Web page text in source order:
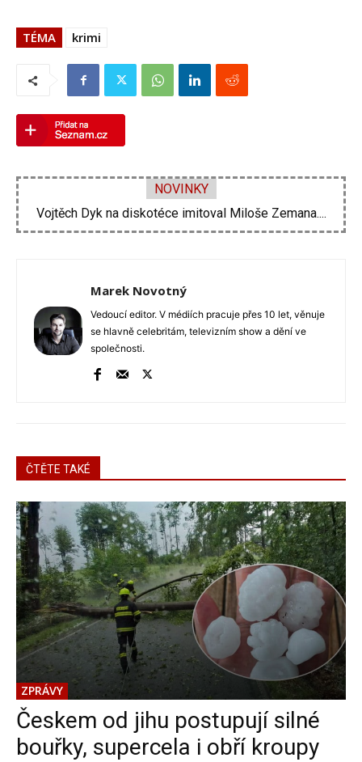
TÉMA krimi
NOVINKY
Vojtěch Dyk na diskotéce imitoval Miloše Zemana....
Velké problémy Ornelly Koktové. Rekonstrukce domu se...
Marek Novotný
Vedoucí editor. V médiích pracuje přes 10 let, věnuje
se hlavně celebritám, televizním show a dění ve
společnosti.
ČTĚTE TAKÉ
ZPRÁVY
Českem od jihu postupují silné
bouřky, supercela i obří kroupy